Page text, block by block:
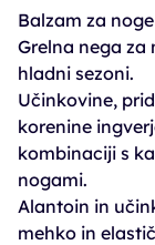
Balzam za
Grelna nega
hladni sezoni.
Učinkovine,
korenine
kombinaciji s
nogami.
Alantoin in
mehko in